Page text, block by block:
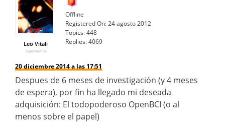
Leo Vitali
SuperAdmin
Offline
Registered On:24 agosto 2012
Topics:448
Replies:4069
20 diciembre 2014 a las 17:51
Despues de 6 meses de investigación (y 4 meses
de espera), por fin ha llegado mi deseada
adquisición: El todopoderoso OpenBCI (o al
menos sobre el papel)